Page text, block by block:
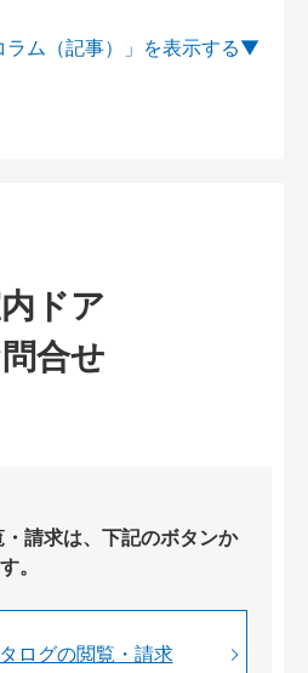
ム（記事）」を
ドア
合せ
請求は、下記のボタンか
。
ログの閲覧・請求